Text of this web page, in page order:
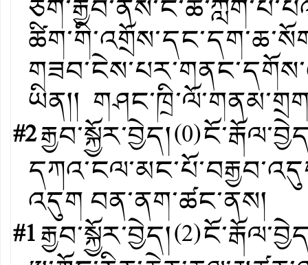
ཡིན།།
#2རྒྱབ་སྐྱོར་བྱེད།(0)
འདུག བན་ནག་ཚང་ནས།
#1རྒྱབ་སྐྱོར་བྱེད།(2)